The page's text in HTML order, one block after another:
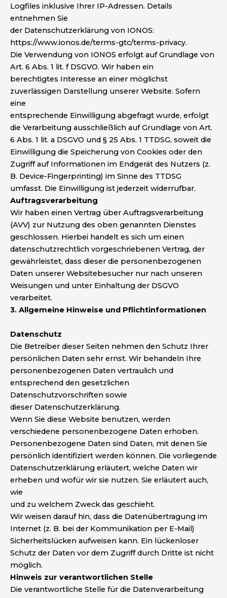
Logfiles inklusive Ihrer IP-Adressen. Details
entnehmen Sie
der Datenschutzerklärung von IONOS:
https://www.ionos.de/terms-gtc/terms-privacy.
Die Verwendung von IONOS erfolgt auf Grundlage von
Art. 6 Abs. 1 lit. f DSGVO. Wir haben ein
berechtigtes Interesse an einer möglichst
zuverlässigen Darstellung unserer Website. Sofern
eine
entsprechende Einwilligung abgefragt wurde, erfolgt
die Verarbeitung ausschließlich auf Grundlage von Art.
6 Abs. 1 lit. a DSGVO und § 25 Abs. 1 TTDSG, soweit die
Einwilligung die Speicherung von Cookies oder den
Zugriff auf Informationen im Endgerät des Nutzers (z.
B. Device-Fingerprinting) im Sinne des TTDSG
umfasst. Die Einwilligung ist jederzeit widerrufbar.
Auftragsverarbeitung
Wir haben einen Vertrag über Auftragsverarbeitung
(AVV) zur Nutzung des oben genannten Dienstes
geschlossen. Hierbei handelt es sich um einen
datenschutzrechtlich vorgeschriebenen Vertrag, der
gewährleistet, dass dieser die personenbezogenen
Daten unserer Websitebesucher nur nach unseren
Weisungen und unter Einhaltung der DSGVO
verarbeitet.
3. Allgemeine Hinweise und Pflichtinformationen
Datenschutz
Die Betreiber dieser Seiten nehmen den Schutz Ihrer
persönlichen Daten sehr ernst. Wir behandeln Ihre
personenbezogenen Daten vertraulich und
entsprechend den gesetzlichen
Datenschutzvorschriften sowie
dieser Datenschutzerklärung.
Wenn Sie diese Website benutzen, werden
verschiedene personenbezogene Daten erhoben.
Personenbezogene Daten sind Daten, mit denen Sie
persönlich identifiziert werden können. Die vorliegende
Datenschutzerklärung erläutert, welche Daten wir
erheben und wofür wir sie nutzen. Sie erläutert auch,
wie
und zu welchem Zweck das geschieht.
Wir weisen darauf hin, dass die Datenübertragung im
Internet (z. B. bei der Kommunikation per E-Mail)
Sicherheitslücken aufweisen kann. Ein lückenloser
Schutz der Daten vor dem Zugriff durch Dritte ist nicht
möglich.
Hinweis zur verantwortlichen Stelle
Die verantwortliche Stelle für die Datenverarbeitung